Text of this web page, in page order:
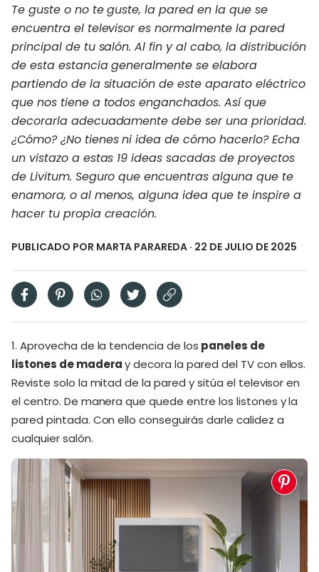
Te guste o no te guste, la pared en la que se
encuentra el televisor es normalmente la pared
principal de tu salón. Al fin y al cabo, la distribución
de esta estancia generalmente se elabora
partiendo de la situación de este aparato eléctrico
que nos tiene a todos enganchados. Así que
decorarla adecuadamente debe ser una prioridad.
¿Cómo? ¿No tienes ni idea de cómo hacerlo? Echa
un vistazo a estas 19 ideas sacadas de proyectos
de Livitum. Seguro que encuentras alguna que te
enamora, o al menos, alguna idea que te inspire a
hacer tu propia creación.
PUBLICADO POR MARTA PARAREDA · 22 DE JULIO DE 2025
1. Aprovecha de la tendencia de los paneles de
listones de maderay decora la pared del TV con ellos.
Reviste solo la mitad de la pared y sitúa el televisor en
el centro. De manera que quede entre los listones y la
pared pintada. Con ello conseguirás darle calidez a
cualquier salón.